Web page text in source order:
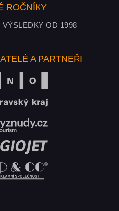
ROČNÍKY
OD 1998
A PARTNEŘI